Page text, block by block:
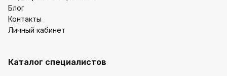
Блог
Контакты
Личный кабинет
Каталог специалистов